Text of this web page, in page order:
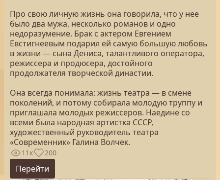
Про свою личную жизнь она говорила, что у нее
было два мужа, несколько романов и одно
недоразумение. Брак с актером Евгением
Евстигнеевым подарил ей самую большую любовь
в жизни — сына Дениса, талантливого оператора,
режиссера и продюсера, достойного
продолжателя творческой династии.
Она всегда понимала: жизнь театра — в смене
поколений, и потому собирала молодую труппу и
приглашала молодых режиссеров. Наедине со
всеми была народная артистка СССР,
художественный руководитель театра
«Современник» Галина Волчек.
11к 200
Перейти